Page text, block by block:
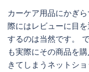
カーケア用品にかぎ
際にはレビューに目
するのは当然です。
も実際にその商品を
きてしまうネットシ